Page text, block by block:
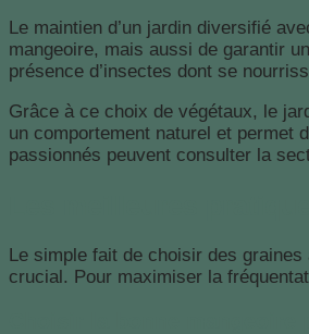
Le maintien d’un jardin diversifié
mangeoire, mais aussi de garantir
présence d’insectes dont se
Grâce à ce choix de végétaux, le
un comportement naturel et permet
passionnés peuvent consulter la
Le simple fait de choisir des
crucial. Pour maximiser la